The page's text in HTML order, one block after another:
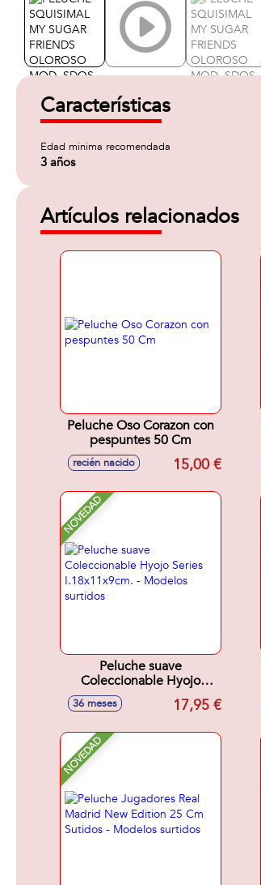
Características
Edad minima recomendada
3 años
Artículos relacionados
Peluche Oso Corazon con
pespuntes 50 Cm
recién nacido 15,00 €
NOVEDAD
Peluche suave
Coleccionable Hyojo
Series I.18x11x9cm. -
Modelos surtidos
36 meses 17,95 €
NOVEDAD